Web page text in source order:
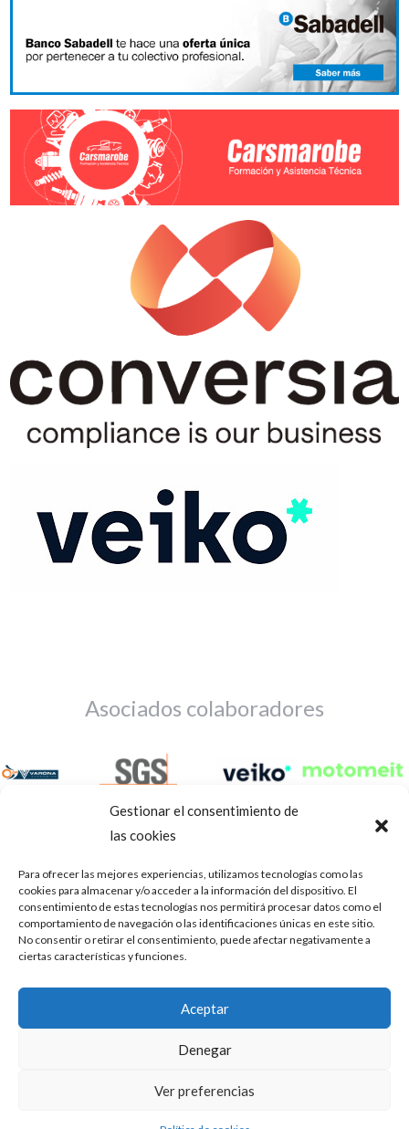
Gestionar el consentimiento de
las cookies
Para ofrecer las mejores experiencias, utilizamos tecnologías como las
cookies para almacenar y/o acceder a la información del dispositivo. El
consentimiento de estas tecnologías nos permitirá procesar datos como el
comportamiento de navegación o las identificaciones únicas en este sitio.
No consentir o retirar el consentimiento, puede afectar negativamente a
ciertas características y funciones.
Aceptar
Denegar
Ver preferencias
Asociados colaboradores
Aviso Legal Política de privacidad Portal de transparencia
ASOCIACIÓN DE TALLERES DE REPARACIÓN DE
AUTOMÓVILES • CIF: G14023832
Mediación, Arbitraje y Conciliación, de la Consejería de Empleo
Puedes aprender más sobre qué cookies utilizamos o